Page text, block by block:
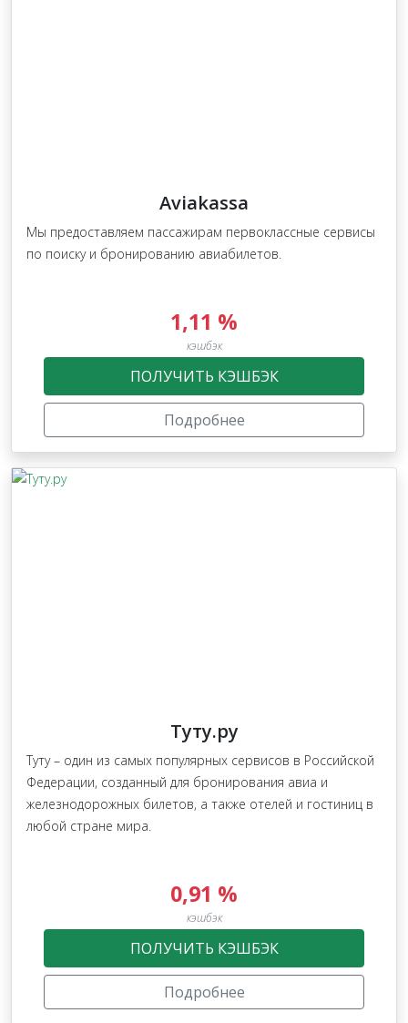
Aviakassa
Мы предоставляем пассажирам первоклассные сервисы
по поиску и бронированию авиабилетов.
1,11 %
кэшбэк
ПОЛУЧИТЬ КЭШБЭК
Подробнее
Туту.ру
Туту – один из самых популярных сервисов в Российской
Федерации, созданный для бронирования авиа и
железнодорожных билетов, а также отелей и гостиниц в
любой стране мира.
0,91 %
кэшбэк
ПОЛУЧИТЬ КЭШБЭК
Подробнее